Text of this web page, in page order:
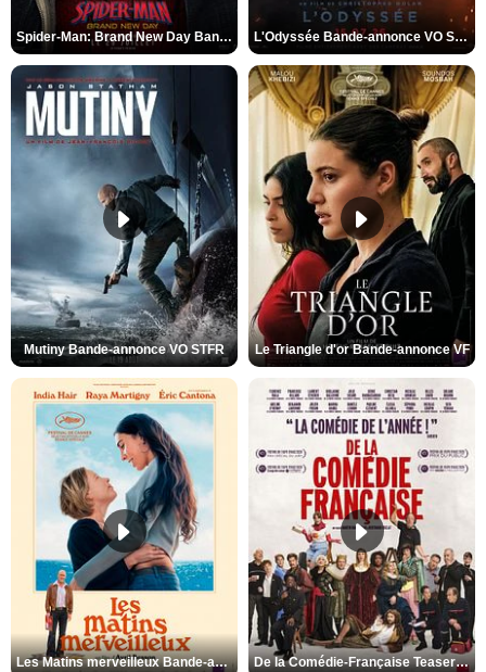
Spider-Man: Brand New Day Bande-annonce VO STFR L'Odyssée Bande-annonce VO STFR
Mutiny Bande-annonce VO STFR Le Triangle d'or Bande-annonce VF
Les Matins merveilleux Bande-annonce VF De la Comédie-Française Teaser VF